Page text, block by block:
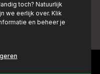
toch? Natuurlijk
we eerlijk over. Klik
en beheer je